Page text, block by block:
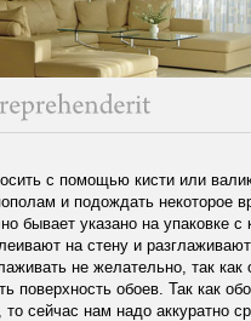
с помощью кисти или
и подождать некоторое
бывает указано на упаковке с
на стену и
не желательно, так как
поверхность обоев. Так как
сейчас нам надо аккуратно